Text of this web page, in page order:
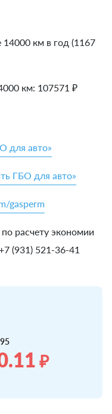
км в год (1167
км: 107571 ₽
для авто»
ГБО для авто»
gasperm
расчету экономии
(931) 521-36-41
₽